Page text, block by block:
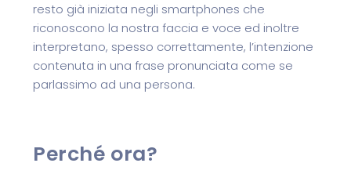
resto già iniziata negli smartphones che
riconoscono la nostra faccia e voce ed inoltre
interpretano, spesso correttamente, l’intenzione
contenuta in una frase pronunciata come se
parlassimo ad una persona.
Perché ora?